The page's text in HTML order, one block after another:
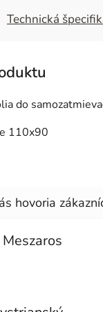
Technická
do
110x90
obchodu je 5 z 5